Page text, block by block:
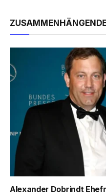
Alexander Dobrindt